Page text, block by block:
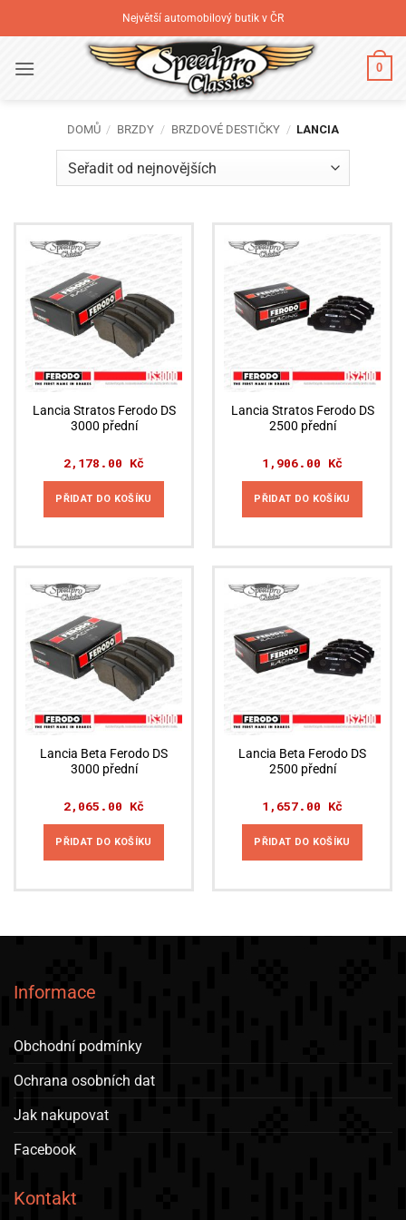
na
Největší automobilový butik v ČR
0
DOMŮ / BRZDY / BRZDOVÉ DESTIČKY / LANCIA
Lancia Stratos Ferodo DS
3000 přední
2,178.00 Kč
PŘIDAT DO KOŠÍKU
Lancia Stratos Ferodo DS
2500 přední
1,906.00 Kč
PŘIDAT DO KOŠÍKU
Lancia Beta Ferodo DS
3000 přední
2,065.00 Kč
PŘIDAT DO KOŠÍKU
Lancia Beta Ferodo DS
2500 přední
1,657.00 Kč
PŘIDAT DO KOŠÍKU
Informace
Obchodní podmínky
Ochrana osobních dat
Jak nakupovat
Facebook
Kontakt